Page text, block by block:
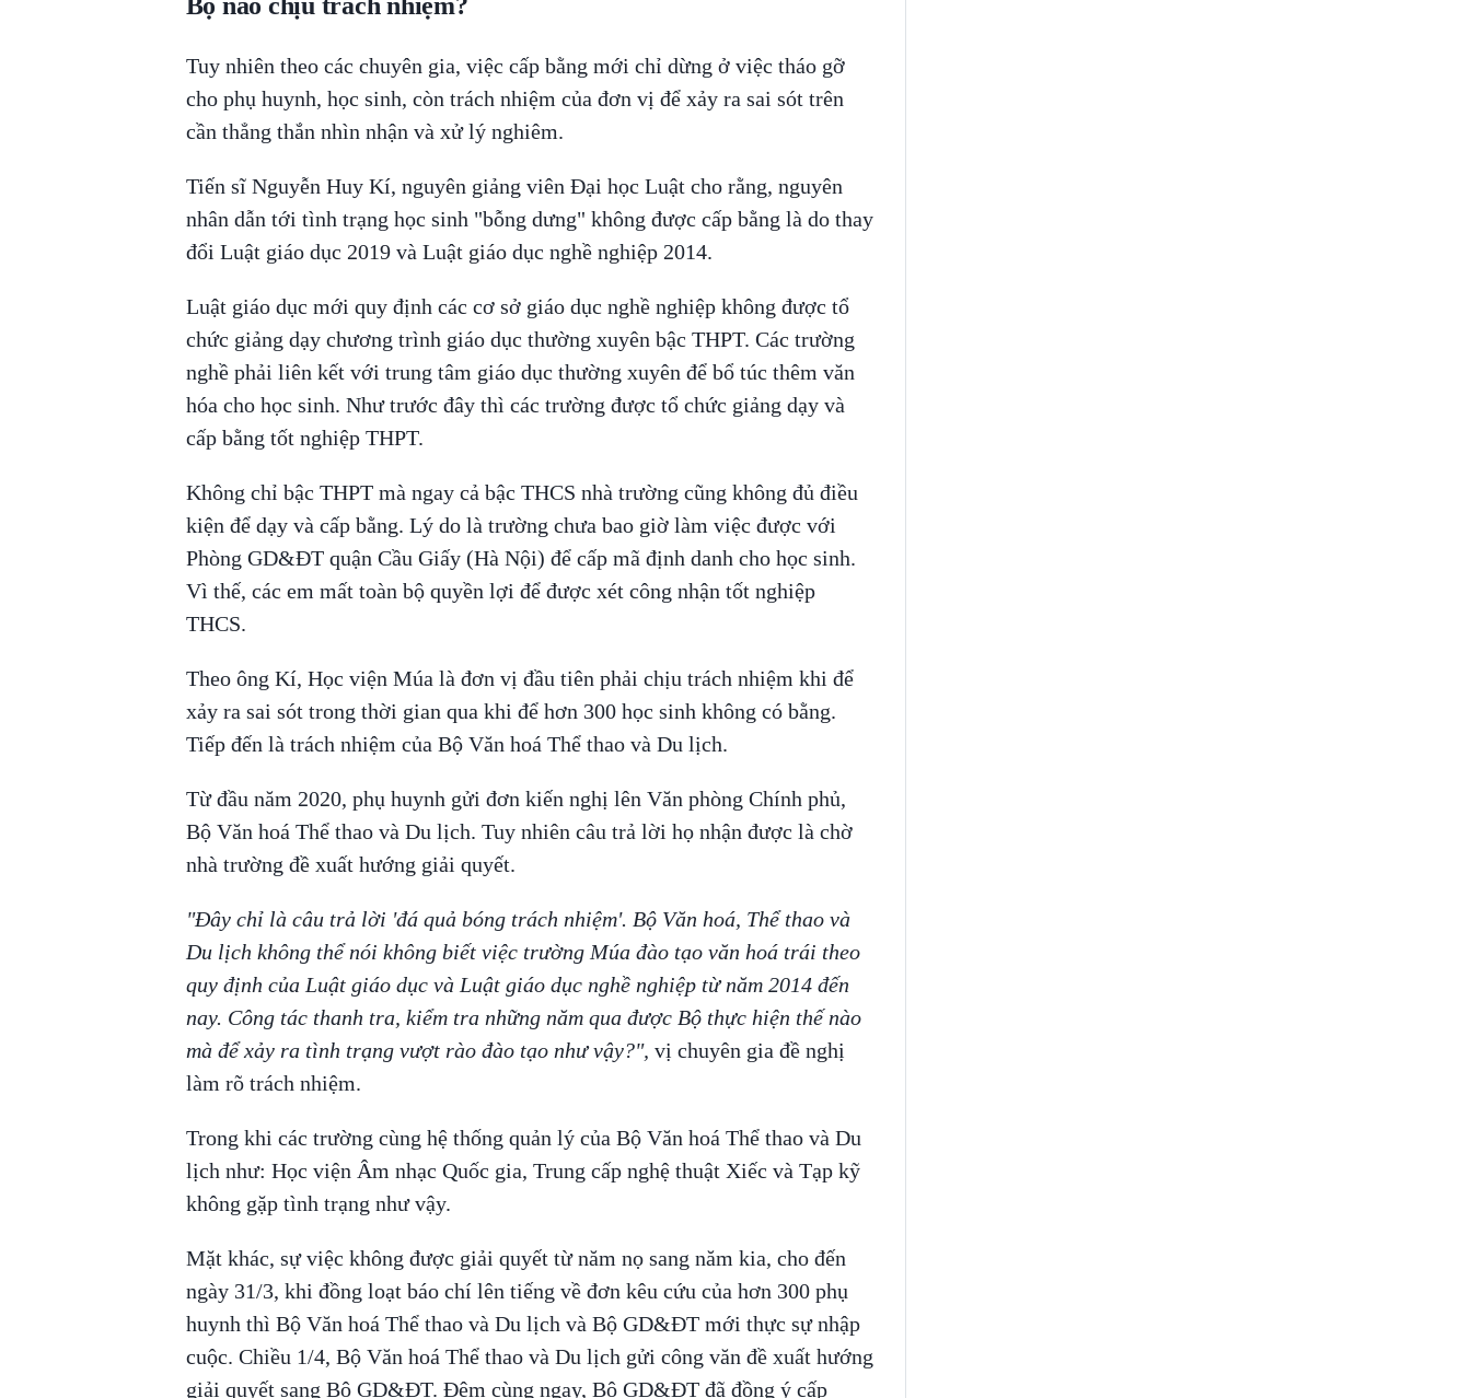
Tuy nhiên theo các chuyên gia, việc cấp bằng mới chỉ dừng ở việc tháo gỡ
cho phụ huynh, học sinh, còn trách nhiệm của đơn vị để xảy ra sai sót trên
cần thẳng thắn nhìn nhận và xử lý nghiêm.
Tiến sĩ Nguyễn Huy Kí, nguyên giảng viên Đại học Luật cho rằng, nguyên
nhân dẫn tới tình trạng học sinh "bỗng dưng" không được cấp bằng là do thay
đổi Luật giáo dục 2019 và Luật giáo dục nghề nghiệp 2014.
Luật giáo dục mới quy định các cơ sở giáo dục nghề nghiệp không được tổ
chức giảng dạy chương trình giáo dục thường xuyên bậc THPT. Các trường
nghề phải liên kết với trung tâm giáo dục thường xuyên để bổ túc thêm văn
hóa cho học sinh. Như trước đây thì các trường được tổ chức giảng dạy và
cấp bằng tốt nghiệp THPT.
Không chỉ bậc THPT mà ngay cả bậc THCS nhà trường cũng không đủ điều
kiện để dạy và cấp bằng. Lý do là trường chưa bao giờ làm việc được với
Phòng GD&ĐT quận Cầu Giấy (Hà Nội) để cấp mã định danh cho học sinh.
Vì thế, các em mất toàn bộ quyền lợi để được xét công nhận tốt nghiệp
THCS.
Theo ông Kí, Học viện Múa là đơn vị đầu tiên phải chịu trách nhiệm khi để
xảy ra sai sót trong thời gian qua khi để hơn 300 học sinh không có bằng.
Tiếp đến là trách nhiệm của Bộ Văn hoá Thể thao và Du lịch.
Từ đầu năm 2020, phụ huynh gửi đơn kiến nghị lên Văn phòng Chính phủ,
Bộ Văn hoá Thể thao và Du lịch. Tuy nhiên câu trả lời họ nhận được là chờ
nhà trường đề xuất hướng giải quyết.
"Đây chỉ là câu trả lời 'đá quả bóng trách nhiệm'. Bộ Văn hoá, Thể thao và
Du lịch không thể nói không biết việc trường Múa đào tạo văn hoá trái theo
quy định của Luật giáo dục và Luật giáo dục nghề nghiệp từ năm 2014 đến
nay. Công tác thanh tra, kiểm tra những năm qua được Bộ thực hiện thế nào
mà để xảy ra tình trạng vượt rào đào tạo như vậy?", vị chuyên gia đề nghị
làm rõ trách nhiệm.
Trong khi các trường cùng hệ thống quản lý của Bộ Văn hoá Thể thao và Du
lịch như: Học viện Âm nhạc Quốc gia, Trung cấp nghệ thuật Xiếc và Tạp kỹ
không gặp tình trạng như vậy.
Mặt khác, sự việc không được giải quyết từ năm nọ sang năm kia, cho đến
ngày 31/3, khi đồng loạt báo chí lên tiếng về đơn kêu cứu của hơn 300 phụ
huynh thì Bộ Văn hoá Thể thao và Du lịch và Bộ GD&ĐT mới thực sự nhập
cuộc. Chiều 1/4, Bộ Văn hoá Thể thao và Du lịch gửi công văn đề xuất hướng
giải quyết sang Bộ GD&ĐT. Đêm cùng ngay, Bộ GD&ĐT đã đồng ý cấp